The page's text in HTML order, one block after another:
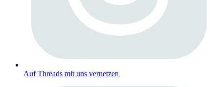
Auf Threads mit uns vernetzen